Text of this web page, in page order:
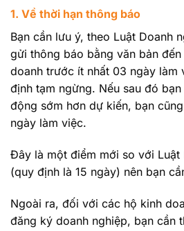
1. Về thời hạn thông báo
Bạn cần lưu ý, theo Luật Doanh
gửi thông báo bằng văn bản
doanh trước ít nhất 03 ngày làm
định tạm ngừng. Nếu sau đó
động sớm hơn dự kiến, bạn
ngày làm việc.
Đây là một điểm mới so với Luật
(quy định là 15 ngày) nên bạn
Ngoài ra, đối với các hộ kinh
đăng ký doanh nghiệp, bạn cần